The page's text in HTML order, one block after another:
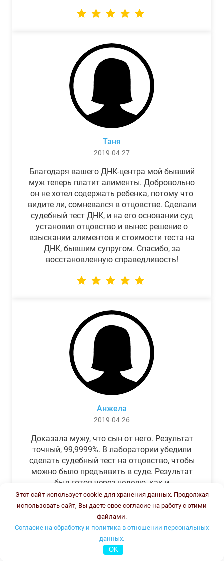
Таня
2019-04-27
Благодаря вашего ДНК-центра мой бывший
муж теперь платит алименты. Добровольно
он не хотел содержать ребенка, потому что
видите ли, сомневался в отцовстве. Сделали
судебный тест ДНК, и на его основании суд
установил отцовство и вынес решение о
взыскании алиментов и стоимости теста на
ДНК, бывшим супругом. Спасибо, за
восстановленную справедливость!
Анжела
2019-04-26
Доказала мужу, что сын от него. Результат
точный, 99,9999%. В лаборатории убедили
сделать судебный тест на отцовство, чтобы
можно было предъявить в суде. Результат
был готов через неделю, как и
обещали.Теперь муж бегает и извиняется.
Этот сайт использует cookie для хранения данных. Продолжая
использовать сайт, Вы даете свое согласие на работу с этими
файлами.
Согласие на обработку и политика в отношении персональных
данных.
OK